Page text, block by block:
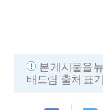
본 게시물을
배드림' 출처 표